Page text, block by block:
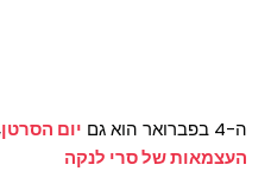
ה-4 בפברואר הוא גם יום הסרטן
העצמאות של סרי לנקה